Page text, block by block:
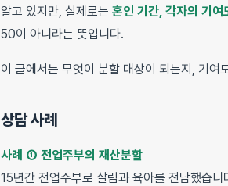
알고 있지만, 실제로는 혼인 기간, 각자의 기여
50이 아니라는 뜻입니다.
이 글에서는 무엇이 분할 대상이 되는지, 기여
상담 사례
사례 ① 전업주부의 재산분할
15년간 전업주부로 살림과 육아를 전담했습